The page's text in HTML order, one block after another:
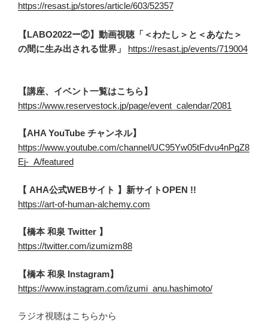
https://resast.jp/stores/article/603/52357
【LABO2022ー②】動画視聴「＜わたし＞と＜あなた＞
の間に生み出される世界」 https://resast.jp/events/719004
【講座、イベント一覧はこちら】
https://www.reservestock.jp/page/event_calendar/2081
【AHA YouTube チャンネル】
https://www.youtube.com/channel/UC95Yw05tFdvu4nPgZ8
Ej-_A/featured
【 AHA公式WEBサイト 】新サイトOPEN !!
https://art-of-human-alchemy.com
【橋本 和泉 Twitter 】
https://twitter.com/izumizm88
【橋本 和泉 Instagram】
https://www.instagram.com/izumi_anu.hashimoto/
ラジオ視聴はこちらから